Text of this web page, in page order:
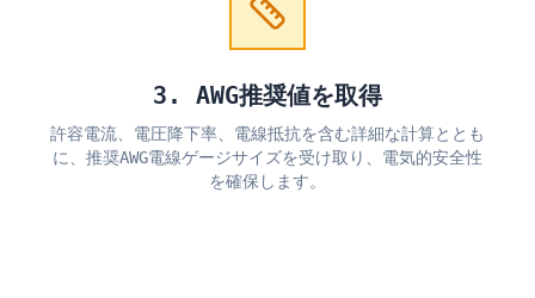
3. AWG推奨値を取得
許容電流、電圧降下率、電線抵抗を含む詳細な計算ととも
に、推奨AWG電線ゲージサイズを受け取り、電気的安全性
を確保します。